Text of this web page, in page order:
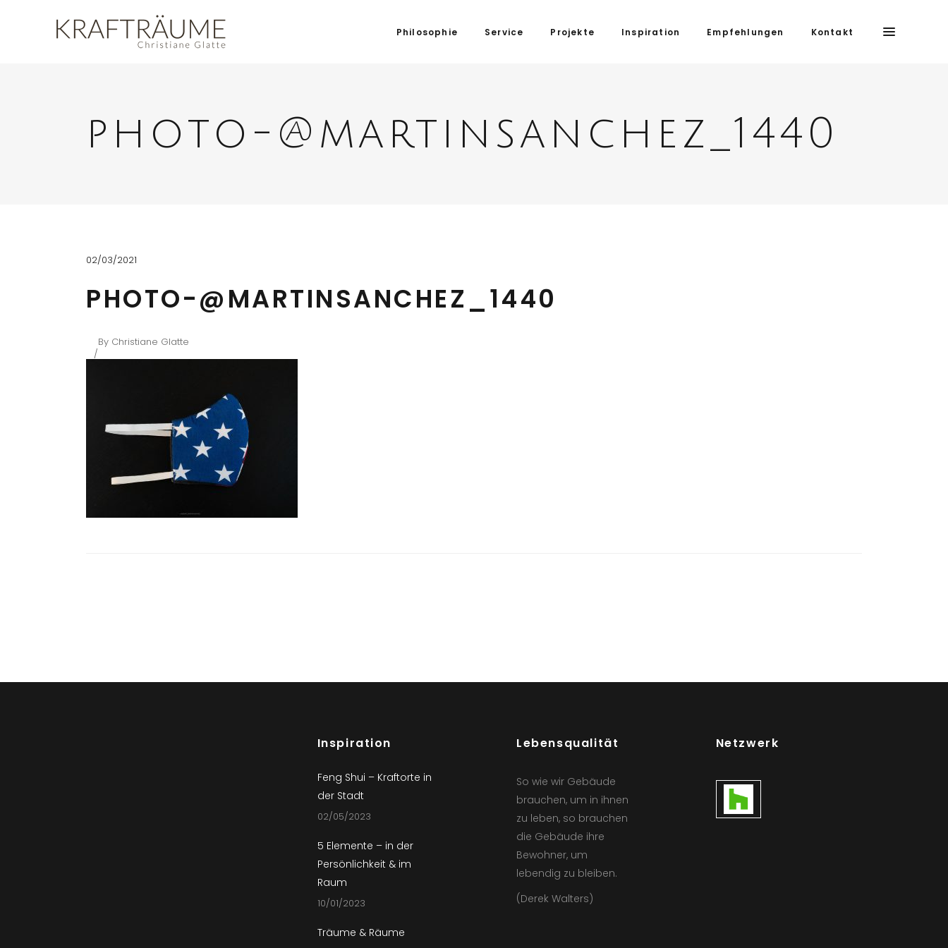
Philosophie Service Projekte Inspiration Empfehlungen Kontakt
photo-@martinsanchez_1440
02/03/2021
PHOTO-@MARTINSANCHEZ_1440
By Christiane Glatte
Inspiration
Feng Shui – Kraftorte in
der Stadt
02/05/2023
5 Elemente – in der
Persönlichkeit & im
Raum
10/01/2023
Träume & Räume
Lebensqualität
So wie wir Gebäude
brauchen, um in ihnen
zu leben, so brauchen
die Gebäude ihre
Bewohner, um
lebendig zu bleiben.
(Derek Walters)
Netzwerk